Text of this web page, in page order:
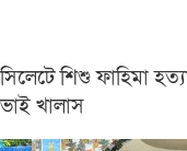
সিলেটে শিশু ফাহিমা
ভাই খালাস